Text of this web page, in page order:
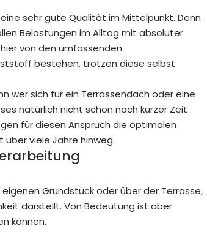
sehr gute Qualität im Mittelpunkt. Denn
Belastungen im Alltag mit absoluter
von den umfassenden
bestehen, trotzen diese selbst
wer sich für ein Terrassendach oder eine
natürlich nicht schon nach kurzer Zeit
für diesen Anspruch die optimalen
viele Jahre hinweg.
Grundstück oder über der Terrasse,
darstellt. Von Bedeutung ist aber
können.